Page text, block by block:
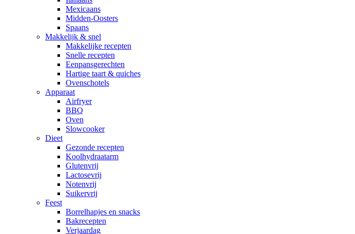
Mexicaans
Midden-Oosters
Spaans
Makkelijk & snel
Makkelijke recepten
Snelle recepten
Eenpansgerechten
Hartige taart & quiches
Ovenschotels
Apparaat
Airfryer
BBQ
Oven
Slowcooker
Dieet
Gezonde recepten
Koolhydraatarm
Glutenvrij
Lactosevrij
Notenvrij
Suikervrij
Feest
Borrelhapjes en snacks
Bakrecepten
Verjaardag